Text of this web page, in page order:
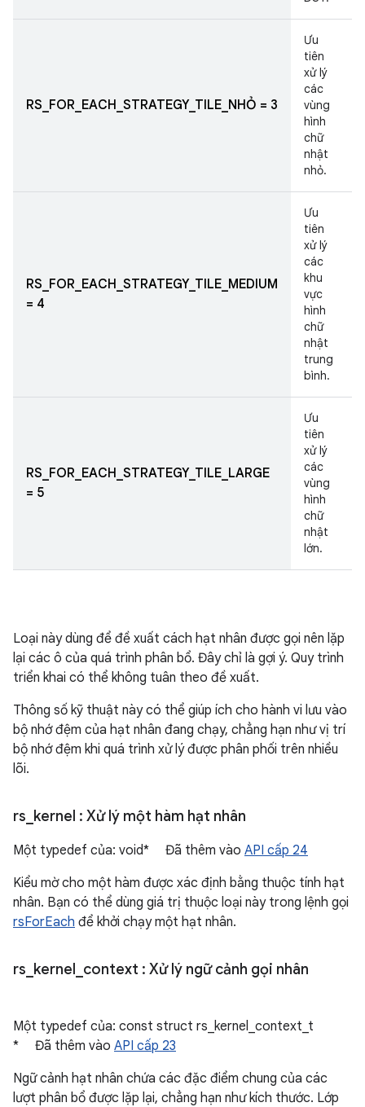
RS_FOR_EACH_STRATEGY_TILE_NHỎ = 3
Ưu
tiên
xử lý
các
vùng
hình
chữ
nhật
nhỏ.
RS_FOR_EACH_STRATEGY_TILE_MEDIUM
= 4
Ưu
tiên
xử lý
các
khu
vực
hình
chữ
nhật
trung
bình.
RS_FOR_EACH_STRATEGY_TILE_LARGE
= 5
Ưu
tiên
xử lý
các
vùng
hình
chữ
nhật
lớn.
Loại này dùng để đề xuất cách hạt nhân được gọi nên lặp
lại các ô của quá trình phân bổ. Đây chỉ là gợi ý. Quy trình
triển khai có thể không tuân theo đề xuất.
Thông số kỹ thuật này có thể giúp ích cho hành vi lưu vào
bộ nhớ đệm của hạt nhân đang chạy, chẳng hạn như vị trí
bộ nhớ đệm khi quá trình xử lý được phân phối trên nhiều
lõi.
rs kernel : Xử lý một hàm hạt nhân
Một typedef của: void* Đã thêm vào API cấp 24
Kiểu mờ cho một hàm được xác định bằng thuộc tính hạt
nhân. Bạn có thể dùng giá trị thuộc loại này trong lệnh gọi
rsForEach để khởi chạy một hạt nhân.
rs kernel context : Xử lý ngữ cảnh gọi nhân
Một typedef của: const struct rs_kernel_context_t
* Đã thêm vào API cấp 23
Ngữ cảnh hạt nhân chứa các đặc điểm chung của các
lượt phân bổ được lặp lại, chẳng hạn như kích thước. Lớp